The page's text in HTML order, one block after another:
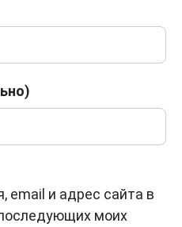
email и адрес сайта в
моих